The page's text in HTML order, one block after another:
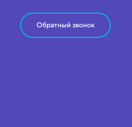
Обратный звонок